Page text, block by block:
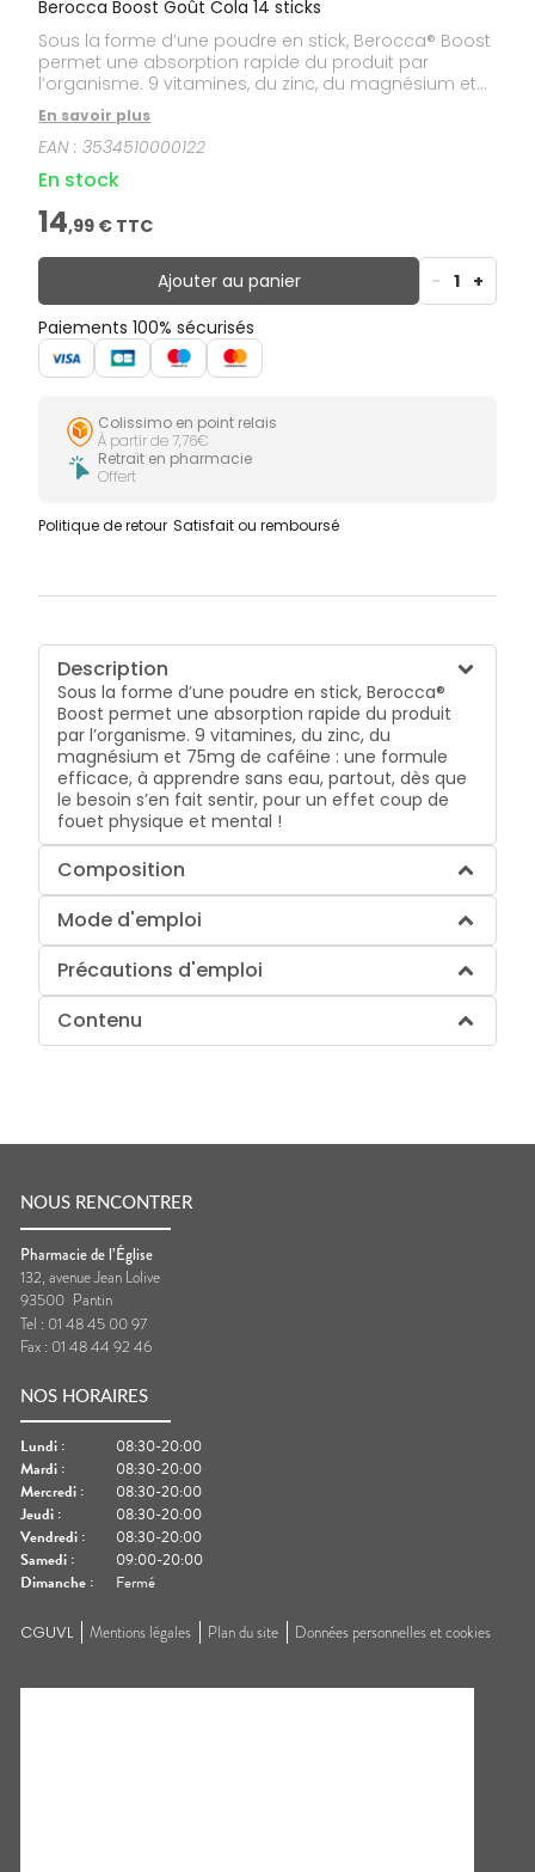
Berocca Boost Goût Cola 14 sticks
Sous la forme d’une poudre en stick, Berocca® Boost
permet une absorption rapide du produit par
l’organisme. 9 vitamines, du zinc, du magnésium et
75mg de caféine : une formule efficace, à apprendre
sans eau, partout, dès que le besoin s’en fait sentir,
pour un effet coup de fouet physique et mental !
En savoir plus
EAN :3534510000122
En stock
14,99 € TTC
Ajouter au panier - 1 +
Paiements 100% sécurisés
Colissimo en point relais
À partir de 7,76€
Retrait en pharmacie
Offert
Politique de retour Satisfait ou remboursé
Description
Sous la forme d’une poudre en stick, Berocca®
Boost permet une absorption rapide du produit
par l’organisme. 9 vitamines, du zinc, du
magnésium et 75mg de caféine : une formule
efficace, à apprendre sans eau, partout, dès que
le besoin s’en fait sentir, pour un effet coup de
fouet physique et mental !
Composition
Mode d'emploi
Précautions d'emploi
Contenu
NOUS RENCONTRER
Pharmacie de l’Église
132, avenue Jean Lolive
93500 Pantin
Tel : 01 48 45 00 97
Fax : 01 48 44 92 46
NOS HORAIRES
Lundi :
08:30-20:00
Mardi :
08:30-20:00
Mercredi :
08:30-20:00
Jeudi :
08:30-20:00
Vendredi :
08:30-20:00
Samedi :
09:00-20:00
Dimanche : Fermé
CGUVL Mentions légales Plan du site Données personnelles et cookies